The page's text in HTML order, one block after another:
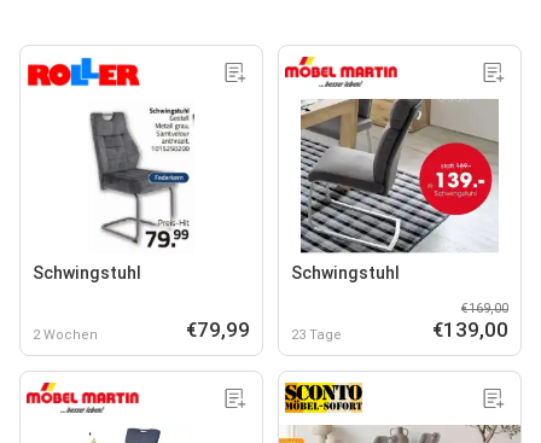
Schwingstuhl
2 Wochen €79,99
Schwingstuhl
23 Tage
€169,00
€139,00